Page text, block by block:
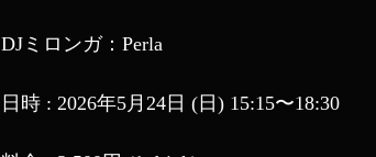
DJミロンガ：Perla
日時 : 2026年5月24日 (日) 15:15〜18:30